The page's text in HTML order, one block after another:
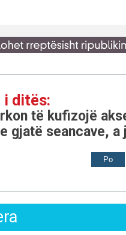
i ditës:
të kufizojë
gjatë seancave, a
Po